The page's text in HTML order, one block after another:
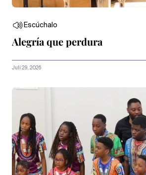
Escúchalo
Alegría que perdura
Juli 29, 2026